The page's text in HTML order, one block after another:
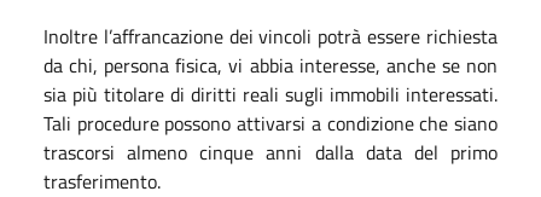
Inoltre l’affrancazione dei vincoli potrà essere richiesta
da chi, persona fisica, vi abbia interesse, anche se non
sia più titolare di diritti reali sugli immobili interessati.
Tali procedure possono attivarsi a condizione che siano
trascorsi almeno cinque anni dalla data del primo
trasferimento.